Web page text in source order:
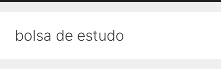
bolsa de estudo